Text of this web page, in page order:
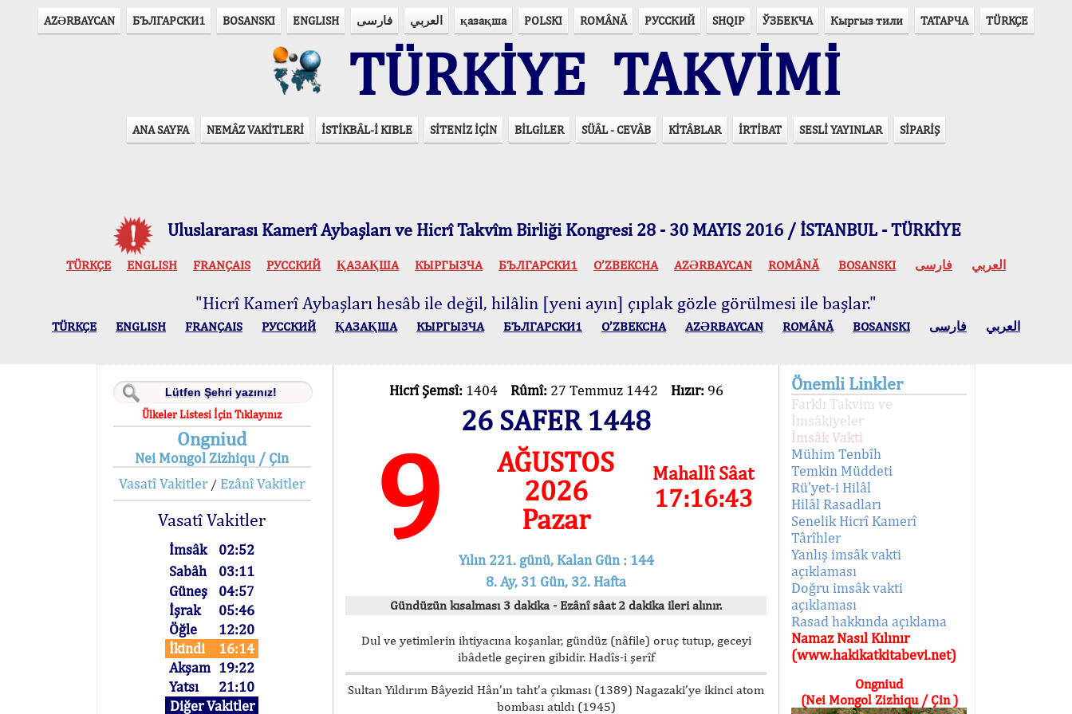
AZӘRBAYCAN БЪЛГАРСКИ1 BOSANSKI ENGLISH فارسی العربي қазақша POLSKI ROMÂNĂ РУССКИЙ SHQIP ЎЗБЕКЧА Кыргыз тили ТАТАРЧА TÜRKÇE
TÜRKİYE TAKVİMİ
ANA SAYFA NEMÂZ VAKİTLERİ İSTİKBÂL-İ KIBLE SİTENİZ İÇİN BİLGİLER SÜÂL - CEVÂB KİTÂBLAR İRTİBAT SESLİ YAYINLAR SİPARİŞ
Uluslararası Kamerî Aybaşları ve Hicrî Takvîm Birliği Kongresi 28 - 30 MAYIS 2016 / İSTANBUL - TÜRKİYE
TÜRKÇE ENGLISH FRANÇAIS РУССКИЙ ҚАЗАҚША КЫPГЫЗЧA БЪЛГАРСКИ1 O’ZBEKCHA AZӘRBAYCAN ROMÂNĂ BOSANSKI العربي فارسی
"Hicrî Kamerî Aybaşları hesâb ile değil, hilâlin [yeni ayın] çıplak gözle görülmesi ile başlar."
TÜRKÇE ENGLISH FRANÇAIS РУССКИЙ ҚАЗАҚША КЫPГЫЗЧA БЪЛГАРСКИ1 O’ZBEKCHA AZӘRBAYCAN ROMÂNĂ BOSANSKI العربي فارسی
Ülkeler Listesi İçin Tıklayınız
Ongniud
Nei Mongol Zizhiqu / Çin
Vasatî Vakitler/ Ezânî Vakitler
Vasatî Vakitler
İmsâk
02:52
Sabâh
03:11
Güneş
04:57
İşrak
05:46
Öğle
12:20
İkindi
16:14
Akşam 19:22
Yatsı
21:10
Diğer Vakitler
Hicrî Şemsî: 1404 Rûmî: 27 Temmuz 1442 Hızır: 96
26 SAFER 1448
9
AĞUSTOS
2026
Pazar
Mahallî Sâat
17:16:43
Yılın 221. günü, Kalan Gün : 144
8. Ay, 31 Gün, 32. Hafta
Gündüzün kısalması 3 dakika - Ezânî sâat 2 dakika ileri alınır.
Dul ve yetimlerin ihtiyacına koşanlar, gündüz (nâfile) oruç tutup, geceyi
ibâdetle geçiren gibidir. Hadîs-i şerîf
Sultan Yıldırım Bâyezid Hân’ın taht’a çıkması (1389) Nagazaki’ye ikinci atom
bombası atıldı (1945)
Önemli Linkler
Farklı Takvim ve
İmsâkiyeler
İmsâk Vakti
Mühim Tenbîh
Temkin Müddeti
Rü'yet-i Hilâl
Hilâl Rasadları
Senelik Hicrî Kamerî
Târîhler
Yanlış imsâk vakti
açıklaması
Doğru imsâk vakti
açıklaması
Rasad hakkında açıklama
Namaz Nasıl Kılınır
(www.hakikatkitabevi.net)
Ongniud
(Nei Mongol Zizhiqu / Çin )